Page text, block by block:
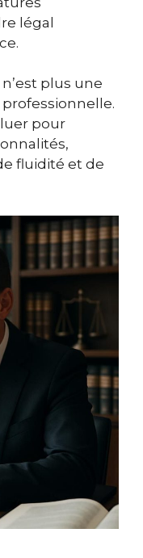
légal
plus une
pour
fluidité et de